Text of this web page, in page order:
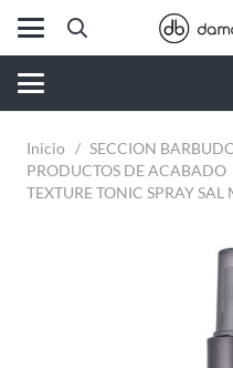
Inicio / SECCION
PRODUCTOS DE ACABADO
TEXTURE TONIC SPRAY